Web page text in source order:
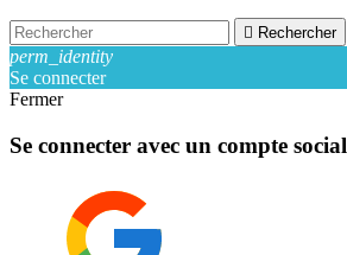
 Rechercher
perm_identity
Se connecter
Fermer
Se connecter avec un compte social